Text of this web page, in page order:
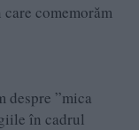
comemorăm
despre ”mica
în cadrul